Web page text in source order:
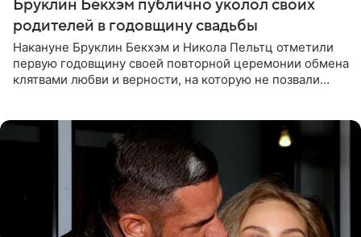
Бруклин Бекхэм публично уколол своих
родителей в годовщину свадьбы
Накануне Бруклин Бекхэм и Никола Пельтц отметили
первую годовщину своей повторной церемонии обмена
клятвами любви и верности, на которую не позвали